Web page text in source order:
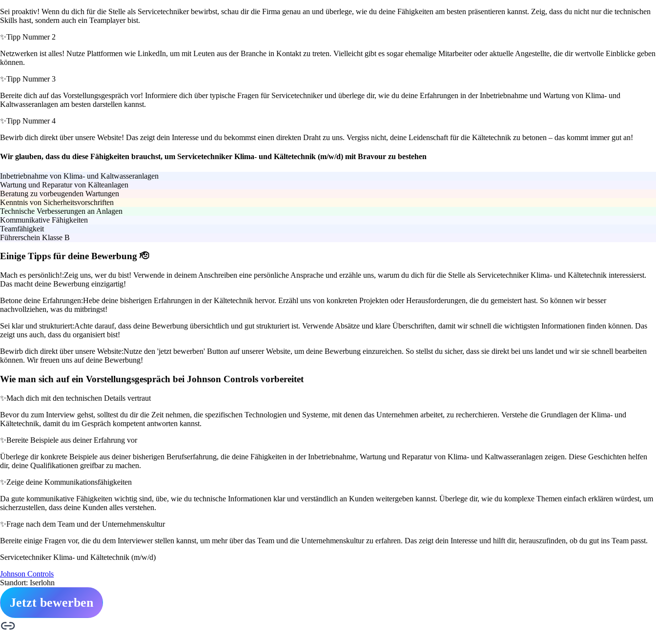
Sei proaktiv! Wenn du dich für die Stelle als Servicetechniker bewirbst, schau dir die Firma genau an und überlege, wie du deine Fähigkeiten am besten präsentieren kannst. Zeig, dass du nicht nur die technischen
Skills hast, sondern auch ein Teamplayer bist.
✨Tipp Nummer 2
Netzwerken ist alles! Nutze Plattformen wie LinkedIn, um mit Leuten aus der Branche in Kontakt zu treten. Vielleicht gibt es sogar ehemalige Mitarbeiter oder aktuelle Angestellte, die dir wertvolle Einblicke geben
können.
✨Tipp Nummer 3
Bereite dich auf das Vorstellungsgespräch vor! Informiere dich über typische Fragen für Servicetechniker und überlege dir, wie du deine Erfahrungen in der Inbetriebnahme und Wartung von Klima- und
Kaltwasseranlagen am besten darstellen kannst.
✨Tipp Nummer 4
Bewirb dich direkt über unsere Website! Das zeigt dein Interesse und du bekommst einen direkten Draht zu uns. Vergiss nicht, deine Leidenschaft für die Kältetechnik zu betonen – das kommt immer gut an!
Wir glauben, dass du diese Fähigkeiten brauchst, um Servicetechniker Klima- und Kältetechnik (m/w/d) mit Bravour zu bestehen
Inbetriebnahme von Klima- und Kaltwasseranlagen
Wartung und Reparatur von Kälteanlagen
Beratung zu vorbeugenden Wartungen
Kenntnis von Sicherheitsvorschriften
Technische Verbesserungen an Anlagen
Kommunikative Fähigkeiten
Teamfähigkeit
Führerschein Klasse B
Einige Tipps für deine Bewerbung 🫡
Mach es persönlich!:Zeig uns, wer du bist! Verwende in deinem Anschreiben eine persönliche Ansprache und erzähle uns, warum du dich für die Stelle als Servicetechniker Klima- und Kältetechnik interessierst.
Das macht deine Bewerbung einzigartig!
Betone deine Erfahrungen:Hebe deine bisherigen Erfahrungen in der Kältetechnik hervor. Erzähl uns von konkreten Projekten oder Herausforderungen, die du gemeistert hast. So können wir besser
nachvollziehen, was du mitbringst!
Sei klar und strukturiert:Achte darauf, dass deine Bewerbung übersichtlich und gut strukturiert ist. Verwende Absätze und klare Überschriften, damit wir schnell die wichtigsten Informationen finden können. Das
zeigt uns auch, dass du organisiert bist!
Bewirb dich direkt über unsere Website:Nutze den 'jetzt bewerben' Button auf unserer Website, um deine Bewerbung einzureichen. So stellst du sicher, dass sie direkt bei uns landet und wir sie schnell bearbeiten
können. Wir freuen uns auf deine Bewerbung!
Wie man sich auf ein Vorstellungsgespräch bei Johnson Controls vorbereitet
✨Mach dich mit den technischen Details vertraut
Bevor du zum Interview gehst, solltest du dir die Zeit nehmen, die spezifischen Technologien und Systeme, mit denen das Unternehmen arbeitet, zu recherchieren. Verstehe die Grundlagen der Klima- und
Kältetechnik, damit du im Gespräch kompetent antworten kannst.
✨Bereite Beispiele aus deiner Erfahrung vor
Überlege dir konkrete Beispiele aus deiner bisherigen Berufserfahrung, die deine Fähigkeiten in der Inbetriebnahme, Wartung und Reparatur von Klima- und Kaltwasseranlagen zeigen. Diese Geschichten helfen
dir, deine Qualifikationen greifbar zu machen.
✨Zeige deine Kommunikationsfähigkeiten
Da gute kommunikative Fähigkeiten wichtig sind, übe, wie du technische Informationen klar und verständlich an Kunden weitergeben kannst. Überlege dir, wie du komplexe Themen einfach erklären würdest, um
sicherzustellen, dass deine Kunden alles verstehen.
✨Frage nach dem Team und der Unternehmenskultur
Bereite einige Fragen vor, die du dem Interviewer stellen kannst, um mehr über das Team und die Unternehmenskultur zu erfahren. Das zeigt dein Interesse und hilft dir, herauszufinden, ob du gut ins Team passt.
Servicetechniker Klima- und Kältetechnik (m/w/d)
Johnson Controls
Standort: Iserlohn
Jetzt bewerben